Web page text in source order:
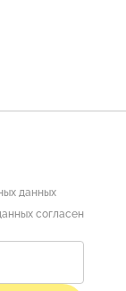
данных
согласен